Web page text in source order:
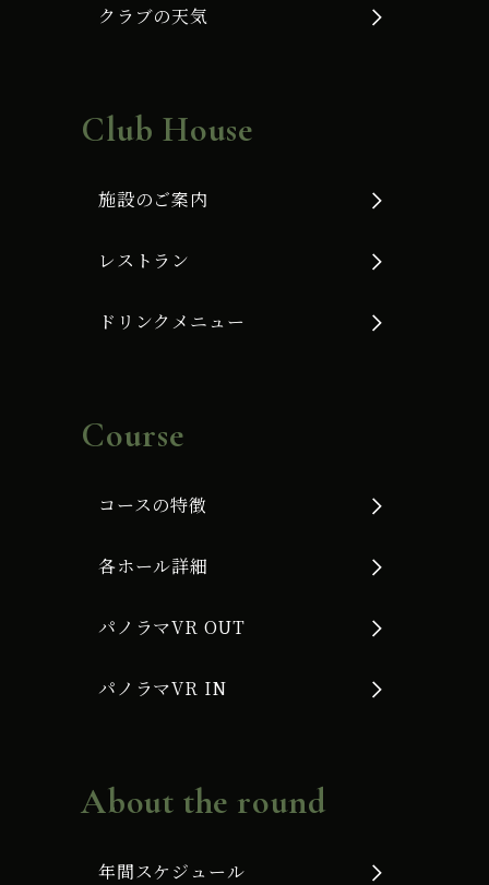
クラブの天気
Club House
施設のご案内
レストラン
ドリンクメニュー
Course
コースの特徴
各ホール詳細
パノラマVR OUT
パノラマVR IN
About the round
年間スケジュール